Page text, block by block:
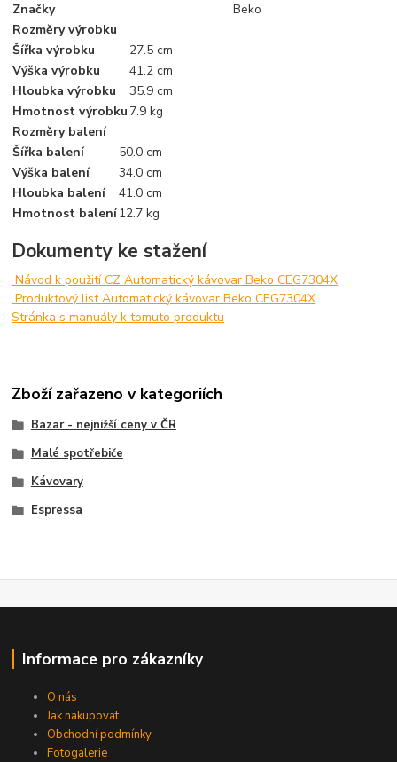
Značky
Beko
Rozměry výrobku
Šířka výrobku
27.5 cm
Výška výrobku
41.2 cm
Hloubka výrobku
35.9 cm
Hmotnost výrobku 7.9 kg
Rozměry balení
Šířka balení
50.0 cm
Výška balení
34.0 cm
Hloubka balení
41.0 cm
Hmotnost balení12.7 kg
Dokumenty ke stažení
Návod k použití CZ Automatický kávovar Beko CEG7304X
Produktový list Automatický kávovar Beko CEG7304X
Stránka s manuály k tomuto produktu
Zboží zařazeno v kategoriích
Bazar - nejnižší ceny v ČR
Malé spotřebiče
Kávovary
Espressa
Informace pro zákazníky
O nás
Jak nakupovat
Obchodní podmínky
Fotogalerie